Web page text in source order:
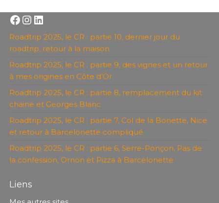
Facebook
Instagram
LinkedIn
Roadtrip 2025, le CR : partie 10, dernier jour du
roadtrip, retour à la maison
Roadtrip 2025, le CR : partie 9, des vignes et un retour
à mes origines en Côte d’Or
Roadtrip 2025, le CR : partie 8, remplacement du kit
chaine et Georges Blanc
Roadtrip 2025, le CR : partie 7, Col de la Bonette, Nice
et retour à Barcelonette compliqué
Roadtrip 2025, le CR : partie 6, Serre-Ponçon, Pas de
la confession, Ornon et Pizza à Barcelonette
Liens